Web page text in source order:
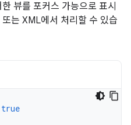
뷰를 포커스 가능으로 표시
는 XML에서 처리할 수 있습
true